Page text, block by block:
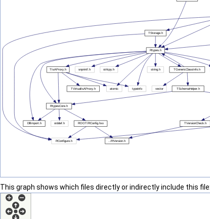
This graph shows which files directly or indirectly include this file: